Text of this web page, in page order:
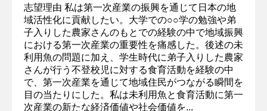
志望理由 私は第一次産業の振興を通じて日本の地
域活性化に貢献したい。大学での○○学の勉強や弟
子入りした農家さんのもとでの経験の中で地域振興
における第一次産業の重要性を痛感した。後述の未
利用魚の問題に加え、学生時代に弟子入りした農家
さんが行う不登校児に対する食育活動を経験の中
で、第一次産業を通じて地域住民がつながる瞬間を
目の当たりにした。私は未利用魚と食育活動に第一
次産業の新たな経済価値や社会価値を...